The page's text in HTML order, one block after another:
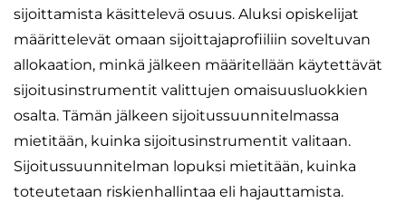
sijoittamista käsittelevä osuus. Aluksi opiskelijat
määrittelevät omaan sijoittajaprofiiliin soveltuvan
allokaation, minkä jälkeen määritellään käytettävät
sijoitusinstrumentit valittujen omaisuusluokkien
osalta. Tämän jälkeen sijoitussuunnitelmassa
mietitään, kuinka sijoitusinstrumentit valitaan.
Sijoitussuunnitelman lopuksi mietitään, kuinka
toteutetaan riskienhallintaa eli hajauttamista.